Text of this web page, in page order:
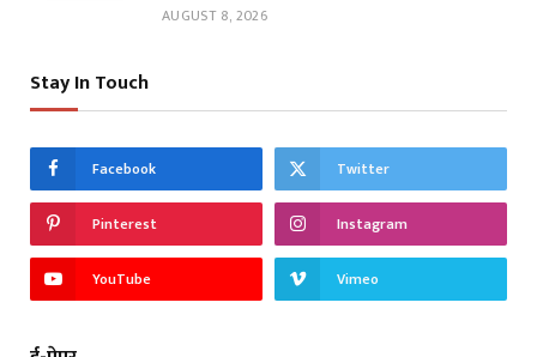
AUGUST 8, 2026
Stay In Touch
Facebook Twitter
Pinterest Instagram
YouTube Vimeo